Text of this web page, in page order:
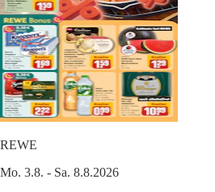
REWE
Mo. 3.8. - Sa. 8.8.2026